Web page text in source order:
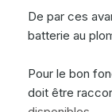
De par ces
batterie au
Pour le bon
doit être